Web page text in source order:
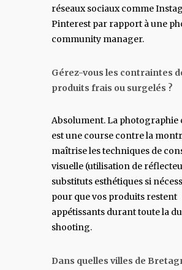
réseaux sociaux comme
Pinterest par rapport à une
community manager.
Gérez-vous les contraintes
produits frais ou surgelés ?
Absolument. La photographie
est une course contre la
maîtrise les techniques de
visuelle (utilisation de
substituts esthétiques si
pour que vos produits restent
appétissants durant toute la
shooting.
Dans quelles villes de